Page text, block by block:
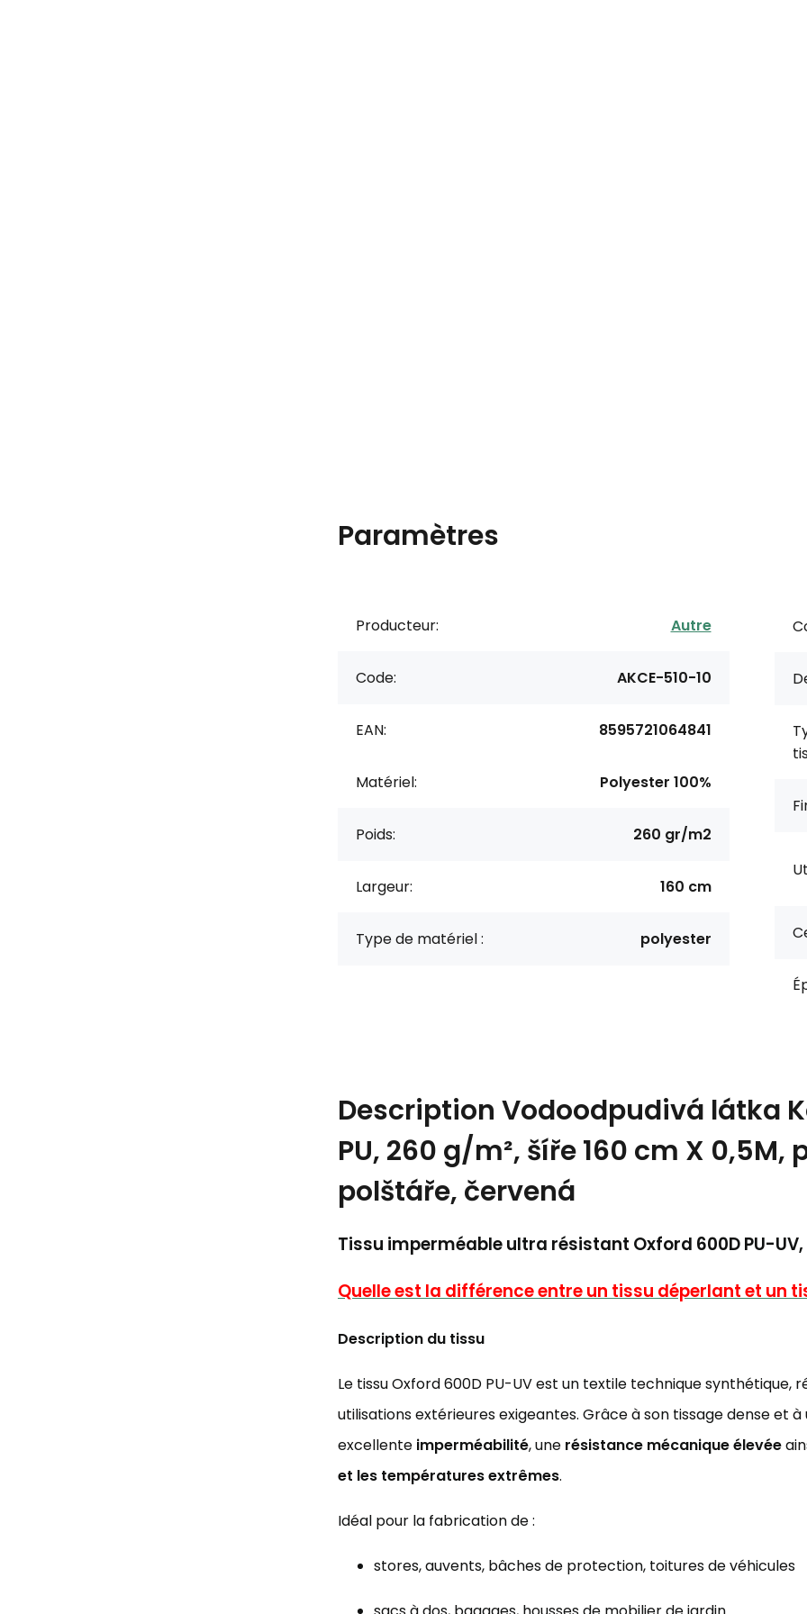
Paramètres
Producteur: Autre
Code: AKCE-510-10
EAN: 8595721064841
Matériel: Polyester 100%
Poids: 260 gr/m2
Largeur: 160 cm
Type de matériel : polyester
Description Vodoodpudivá látka
PU, 260 g/m², šíře 160 cm X
polštáře, červená
Tissu imperméable ultra résistant Oxford 600D PU-
Quelle est la différence entre un tissu déperlant et un
Description du tissu
Le tissu Oxford 600D PU-UV est un textile technique synthétique,
utilisations extérieures exigeantes. Grâce à son tissage dense et
excellente imperméabilité, une résistance mécanique élevée
et les températures extrêmes.
Idéal pour la fabrication de :
stores, auvents, bâches de protection, toitures de véhicules